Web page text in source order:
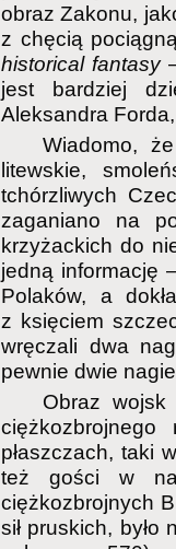
obraz Zakonu,
z chęcią
historical fantasy
jest bardziej
Aleksandra
Wiadomo,
litewskie,
tchórzliwych
zaganiano na
krzyżackich do
jedną informację
Polaków, a
z księciem
wręczali dwa
pewnie dwie
Obraz
płaszczach, taki
też gości w
ciężkozbrojnych
sił pruskich,